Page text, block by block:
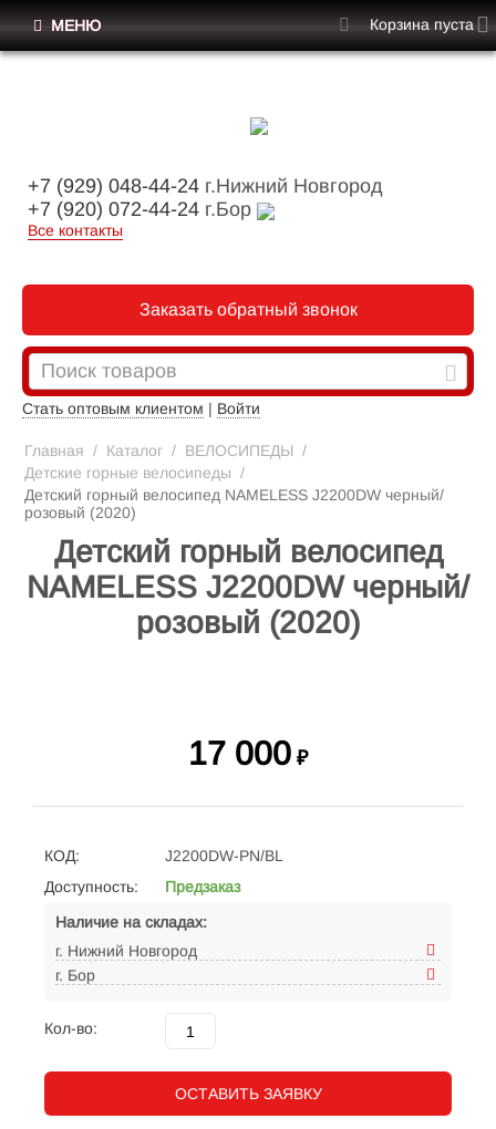
+7 (929) 048-44-24 г.Нижний Новгород
+7 (920) 072-44-24 г.Бор
Все контакты
Заказать обратный звонок
Стать оптовым клиентом | Войти
МЕНЮ Корзина пуста
Главная / Каталог / ВЕЛОСИПЕДЫ /
Детские горные велосипеды /
Детский горный велосипед NAMELESS J2200DW черный/
розовый (2020)
Детский горный велосипед
NAMELESS J2200DW черный/
розовый (2020)
17 000 ₽
КОД:
J2200DW-PN/BL
Доступность:
Предзаказ
Наличие на складах:
г. Нижний Новгород
г. Бор
Кол-во:
ОСТАВИТЬ ЗАЯВКУ